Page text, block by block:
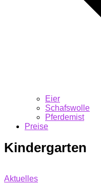
Eier
Schafswolle
Pferdemist
Preise
Kindergarten
Aktuelles